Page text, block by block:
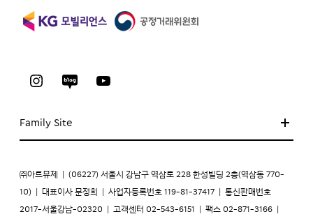
Family Site
㈜아트뮤제 (06227) 서울시 강남구 역삼로 228 한성빌딩 2층(역삼동 770-
10) 대표이사 문정희 사업자등록번호 119-81-37417 통신판매번호
2017-서울강남-02320 고객센터 02-543-6151 팩스 02-871-3166